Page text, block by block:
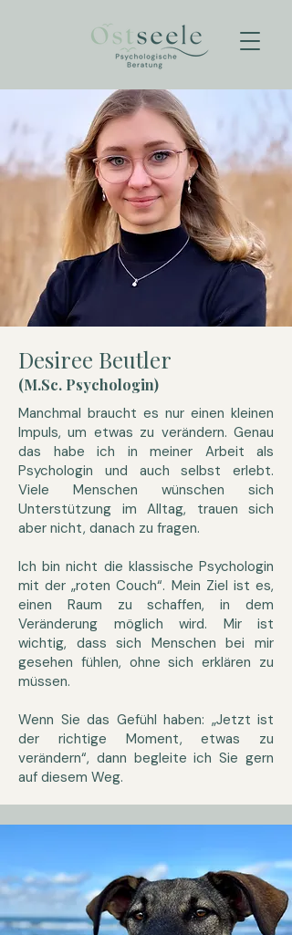
Desiree Beutler
(M.Sc. Psychologin)
Manchmal braucht es nur einen kleinen
Impuls, um etwas zu verändern. Genau
das habe ich in meiner Arbeit als
Psychologin und auch selbst erlebt.
Viele Menschen wünschen sich
Unterstützung im Alltag, trauen sich
aber nicht, danach zu fragen.
Ich bin nicht die klassische Psychologin
mit der „roten Couch“. Mein Ziel ist es,
einen Raum zu schaffen, in dem
Veränderung möglich wird. Mir ist
wichtig, dass sich Menschen bei mir
gesehen fühlen, ohne sich erklären zu
müssen.
Wenn Sie das Gefühl haben: „Jetzt ist
der richtige Moment, etwas zu
verändern“, dann begleite ich Sie gern
auf diesem Weg.